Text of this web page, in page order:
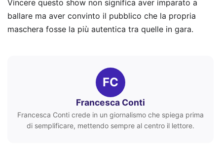
Vincere questo show non significa aver imparato a
ballare ma aver convinto il pubblico che la propria
maschera fosse la più autentica tra quelle in gara.
FC
Francesca Conti
Francesca Conti crede in un giornalismo che spiega prima
di semplificare, mettendo sempre al centro il lettore.